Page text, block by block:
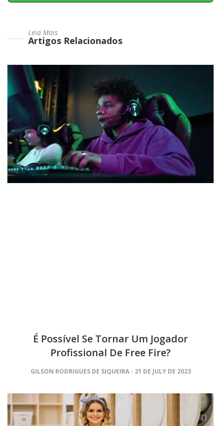
Leia Mais
Artigos Relacionados
É Possível Se Tornar Um Jogador
Profissional De Free Fire?
GILSON RODRIGUES DE SIQUEIRA 21 DE JULY DE 2023